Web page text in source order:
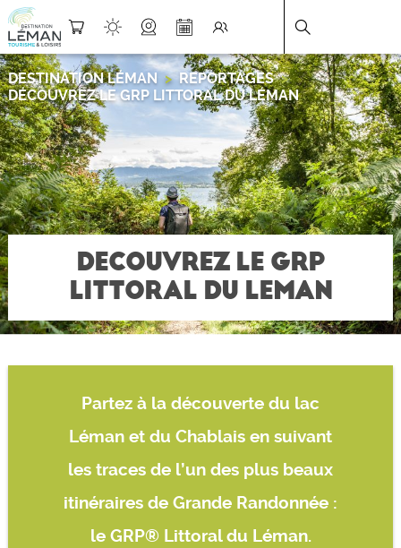
DECOUVREZ LE GRP
LITTORAL DU LEMAN
DESTINATION LÉMAN > REPORTAGES >
DÉCOUVREZ LE GRP LITTORAL DU LÉMAN
Partez à la découverte du lac
Léman et du Chablais en suivant
les traces de l’un des plus beaux
itinéraires de Grande Randonnée :
le GRP® Littoral du Léman.